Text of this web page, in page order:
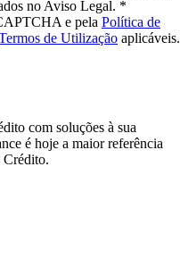
no Aviso Legal. *
e pela Política de
de Utilização aplicáveis.
com soluções à sua
é hoje a maior referência
Crédito.